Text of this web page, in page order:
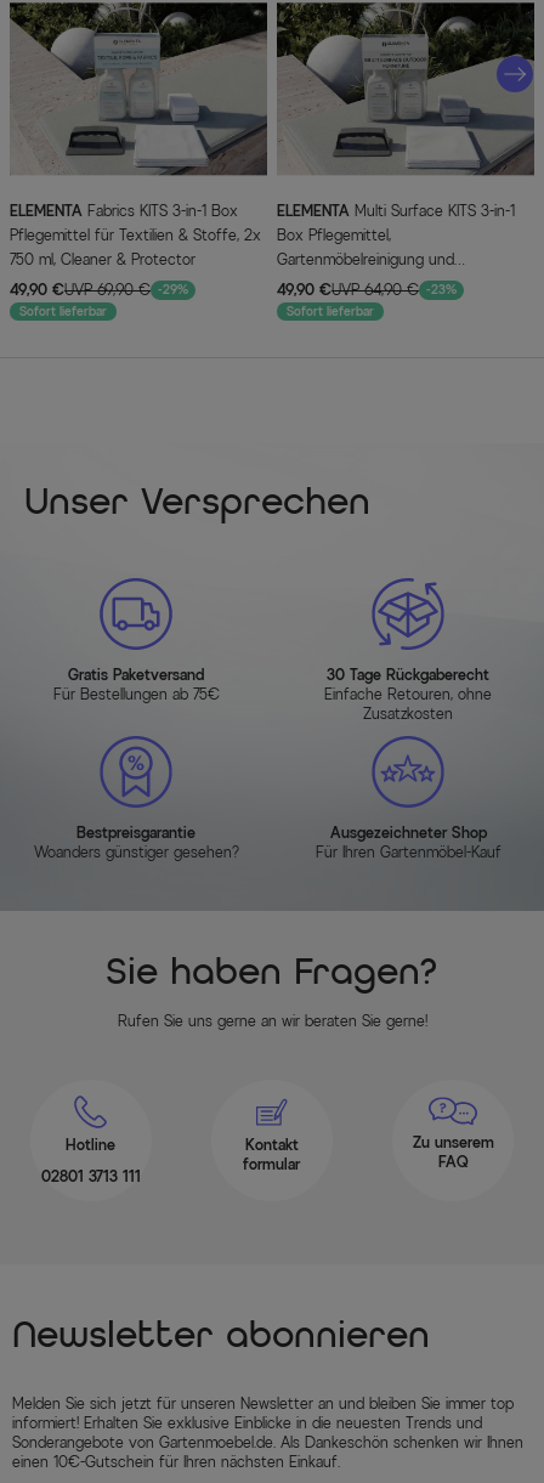
ELEMENTA
Pflegemittel für Textilien & Stoffe, 2x
750 ml, Cleaner & Protector
49,90 €UVP 69,90 € -29%
Sofort lieferbar
ELEMENTA
Box Pflegemittel,
Gartenmöbelreinigung und
Oberflächenschutz, 2 x 750 ml
49,90 €UVP 64,90 € -23%
Sofort lieferbar
Unser Versprechen
Gratis Paketversand
Für Bestellungen ab 75€
30 Tage Rückgaberecht
Einfache Retouren, ohne
Zusatzkosten
Bestpreisgarantie
Woanders günstiger gesehen?
Ausgezeichneter Shop
Für Ihren Gartenmöbel-Kauf
Sie haben Fragen?
Rufen Sie uns gerne an wir beraten Sie gerne!
Hotline
02801 3713 111
Kontakt
formular
Zu unserem
FAQ
Newsletter abonnieren
Melden Sie sich jetzt für unseren Newsletter an und bleiben Sie immer top
informiert! Erhalten Sie exklusive Einblicke in die neuesten Trends und
Sonderangebote von Gartenmoebel.de. Als Dankeschön schenken wir Ihnen
einen 10€-Gutschein für Ihren nächsten Einkauf.